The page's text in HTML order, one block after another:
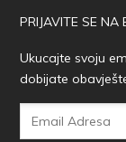
PRIJAVITE SE NA
Ukucajte svoju
dobijate